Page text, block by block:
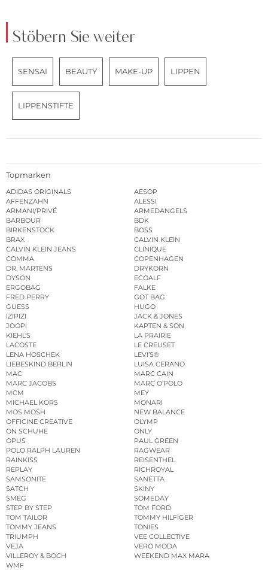
Stöbern Sie weiter
SENSAI BEAUTY MAKE-UP LIPPEN
LIPPENSTIFTE
Topmarken
ADIDAS ORIGINALS
AESOP
AFFENZAHN
ALESSI
ARMANI/PRIVÉ
ARMEDANGELS
BARBOUR
BDK
BIRKENSTOCK
BOSS
BRAX
CALVIN KLEIN
CALVIN KLEIN JEANS
CLINIQUE
COMMA
COPENHAGEN
DR. MARTENS
DRYKORN
DYSON
ECOALF
ERGOBAG
FALKE
FRED PERRY
GOT BAG
GUESS
HUGO
IZIPIZI
JACK & JONES
JOOP!
KAPTEN & SON
KIEHL’S
LA PRAIRIE
LACOSTE
LE CREUSET
LENA HOSCHEK
LEVI’S®
LIEBESKIND BERLIN
LUISA CERANO
MAC
MARC CAIN
MARC JACOBS
MARC O’POLO
MCM
MEY
MICHAEL KORS
MONARI
MOS MOSH
NEW BALANCE
OFFICINE CREATIVE
OLYMP
ON SCHUHE
ONLY
OPUS
PAUL GREEN
POLO RALPH LAUREN
RAGWEAR
RAINKISS
REISENTHEL
REPLAY
RICHROYAL
SAMSONITE
SANETTA
SATCH
SKINY
SMEG
SOMEDAY
STEP BY STEP
TOM FORD
TOM TAILOR
TOMMY HILFIGER
TOMMY JEANS
TONIES
TRIUMPH
VEE COLLECTIVE
VEJA
VERO MODA
VILLEROY & BOCH
WEEKEND MAX MARA
WMF